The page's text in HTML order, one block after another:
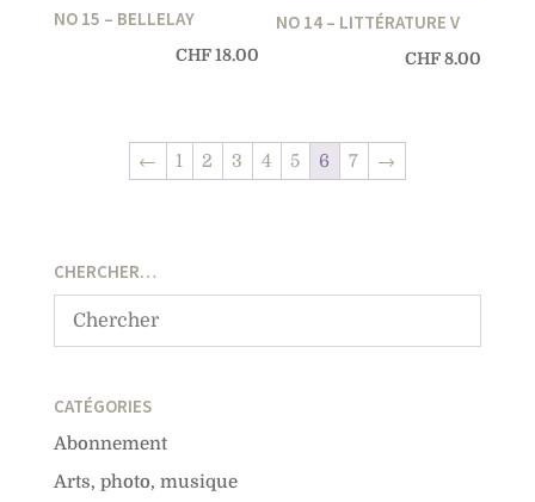
NO 15 – BELLELAY
CHF18.00
NO 14 – LITTÉRATURE V
CHF8.00
← 1 2 3 4 5 6 7 →
CHERCHER…
CATÉGORIES
Abonnement
Arts, photo, musique